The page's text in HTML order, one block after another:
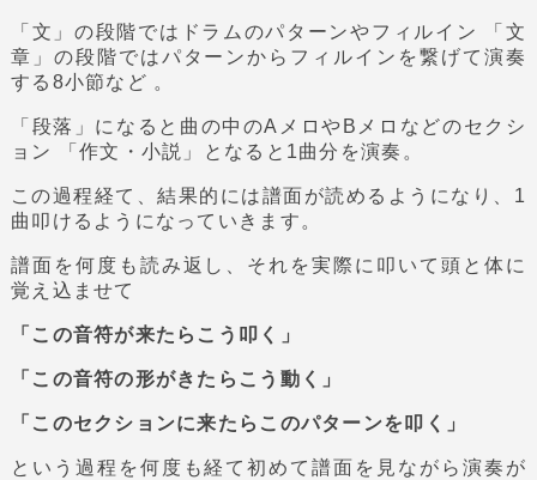
「文」の段階ではドラムのパターンやフィルイン 「文
章」の段階ではパターンからフィルインを繋げて演奏
する8小節など 。
「段落」になると曲の中のAメロやBメロなどのセクシ
ョン 「作文・小説」となると1曲分を演奏。
この過程経て、結果的には譜面が読めるようになり、1
曲叩けるようになっていきます。
譜面を何度も読み返し、それを実際に叩いて頭と体に
覚え込ませて
「この音符が来たらこう叩く」
「この音符の形がきたらこう動く」
「このセクションに来たらこのパターンを叩く」
という過程を何度も経て初めて譜面を見ながら演奏が